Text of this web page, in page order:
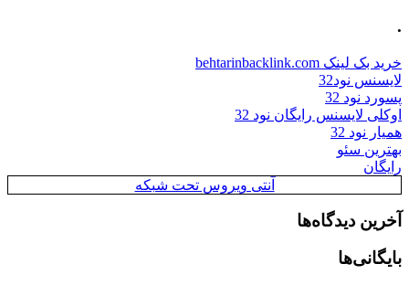
.
خرید بک لینک behtarinbacklink.com
لایسنس نود32
پسورد نود 32
اوکلی لایسنس رایگان نود 32
همیار نود 32
بهترین سئو
رایگان
آنتی ویروس تحت شبکه
آخرین دیدگاه‌ها
بایگانی‌ها